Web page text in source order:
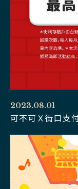
2023.08.01
可不可Ｘ街口支